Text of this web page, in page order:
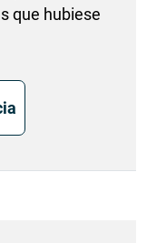
que hubiese